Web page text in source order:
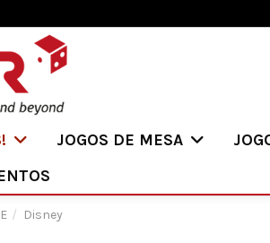
JOGOS DE MESA
Disney